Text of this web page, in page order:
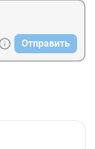
Отправить